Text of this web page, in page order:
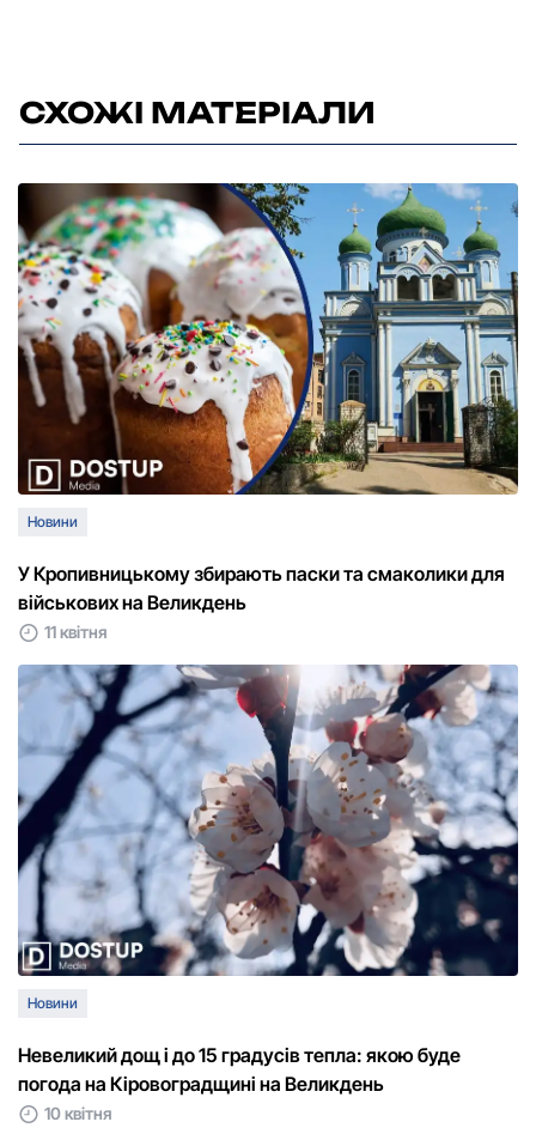
СХОЖІ МАТЕРІАЛИ
Новини
У Кропивницькому збирають паски та смаколики для
військових на Великдень
11 квітня
Новини
Невеликий дощ і до 15 градусів тепла: якою буде
погода на Кіровоградщині на Великдень
10 квітня